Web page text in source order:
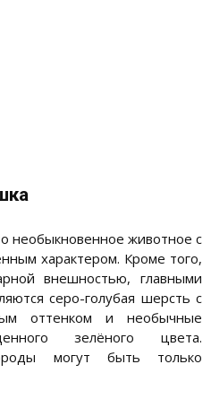
необыкновенное животное с
характером. Кроме того,
внешностью, главными
серо-голубая шерсть с
оттенком и необычные
зелёного цвета.
могут быть только